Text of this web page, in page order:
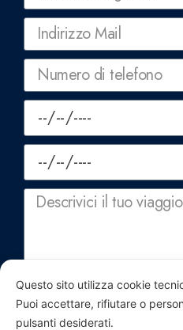
Acconsento al
personali al fine di
Questo sito utilizza cookie
Puoi accettare, rifiutare o
pulsanti desiderati.